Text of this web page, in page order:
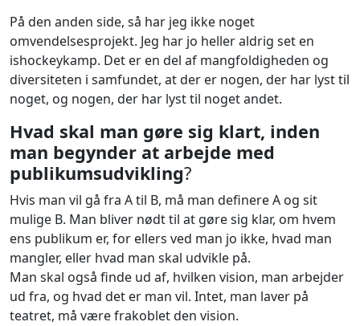
På den anden side, så har jeg ikke noget
omvendelsesprojekt. Jeg har jo heller aldrig set en
ishockeykamp. Det er en del af mangfoldigheden og
diversiteten i samfundet, at der er nogen, der har lyst til
noget, og nogen, der har lyst til noget andet.
Hvad skal man gøre sig klart, inden
man begynder at arbejde med
publikumsudvikling?
Hvis man vil gå fra A til B, må man definere A og sit
mulige B. Man bliver nødt til at gøre sig klar, om hvem
ens publikum er, for ellers ved man jo ikke, hvad man
mangler, eller hvad man skal udvikle på.
Man skal også finde ud af, hvilken vision, man arbejder
ud fra, og hvad det er man vil. Intet, man laver på
teatret, må være frakoblet den vision.